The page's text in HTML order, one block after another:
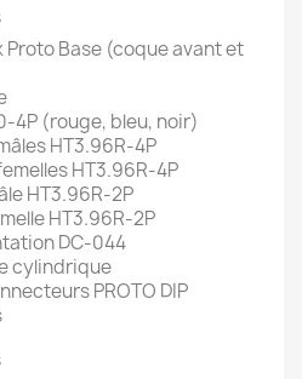
Proto Base (coque avant et
4P (rouge, bleu, noir)
HT3.96R-4P
HT3.96R-4P
HT3.96R-2P
HT3.96R-2P
DC-044
cylindrique
PROTO DIP